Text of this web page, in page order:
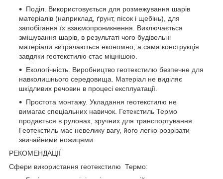
Поділ. Використовується для розмежування шарів
матеріалів (наприклад, ґрунт, пісок і щебінь), для
запобігання їх взаємопроникнення. Виключається
змішування шарів, в результаті чого будівельні
матеріали витрачаються економно, а сама конструкція
завдяки геотекстилю стає міцнішою.
Екологічність. Виробництво геотекстилю безпечне для
навколишнього середовища. Матеріал не виділяє
шкідливих речовин в процесі експлуатації.
Простота монтажу. Укладання геотекстилю не
вимагає спеціальних навичок. Гетекстиль Термо
продається в рулонах, зручних для транспортування.
Геотекстиль має невелику вагу, його легко розрізати
звичайними ножицями.
РЕКОМЕНДАЦІЇ
Сфери використання геотекстилю Термо: